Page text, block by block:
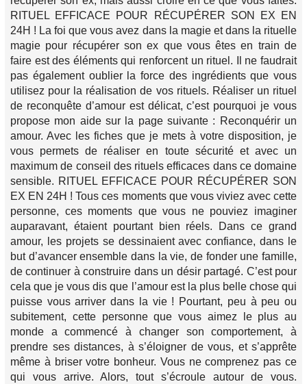
RITUEL EFFICACE POUR RÉCUPÉRER SON EX EN
24H ! La foi que vous avez dans la magie et dans la rituelle
magie pour récupérer son ex que vous êtes en train de
faire est des éléments qui renforcent un rituel. Il ne faudrait
pas également oublier la force des ingrédients que vous
utilisez pour la réalisation de vos rituels. Réaliser un rituel
de reconquête d’amour est délicat, c’est pourquoi je vous
propose mon aide sur la page suivante : Reconquérir un
amour. Avec les fiches que je mets à votre disposition, je
vous permets de réaliser en toute sécurité et avec un
maximum de conseil des rituels efficaces dans ce domaine
sensible. RITUEL EFFICACE POUR RÉCUPÉRER SON
EX EN 24H ! Tous ces moments que vous viviez avec cette
personne, ces moments que vous ne pouviez imaginer
auparavant, étaient pourtant bien réels. Dans ce grand
amour, les projets se dessinaient avec confiance, dans le
but d’avancer ensemble dans la vie, de fonder une famille,
de continuer à construire dans un désir partagé. C’est pour
cela que je vous dis que l’amour est la plus belle chose qui
puisse vous arriver dans la vie ! Pourtant, peu à peu ou
subitement, cette personne que vous aimez le plus au
monde a commencé à changer son comportement, à
prendre ses distances, à s’éloigner de vous, et s’apprête
même à briser votre bonheur. Vous ne comprenez pas ce
qui vous arrive. Alors, tout s’écroule autour de vous.